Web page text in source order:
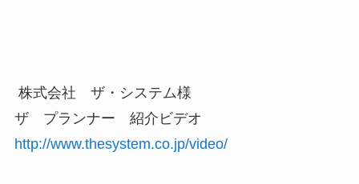
株式会社 ザ・システム様
ザ プランナー 紹介ビデオ
http://www.thesystem.co.jp/video/